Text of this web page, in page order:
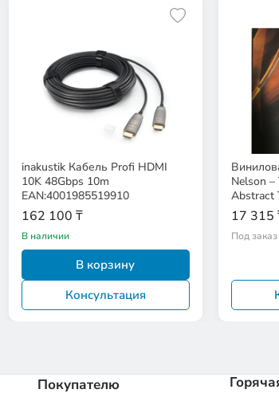
inakustik Кабель Profi HDMI
10K 48Gbps 10m
EAN:4001985519910
162 100 ₸
В наличии
В корзину
Консультация
Nelson
Abstract
17 315
Под заказ
Покупателю